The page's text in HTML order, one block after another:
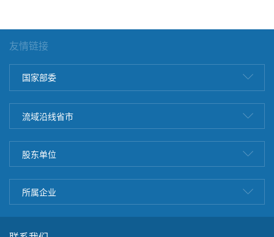
友情链接
国家部委
流域沿线省市
股东单位
所属企业